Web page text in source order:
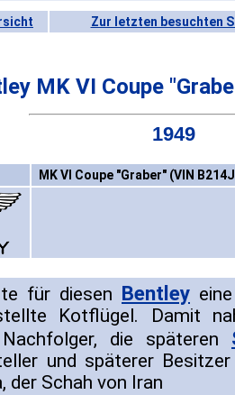
Zur letzten besuchten
MK VI Coupe
1949
MK VI Coupe "Graber" (VIN
für diesen Bentley
Kotflügel. Damit
die späteren
und späterer
der Schah von Iran